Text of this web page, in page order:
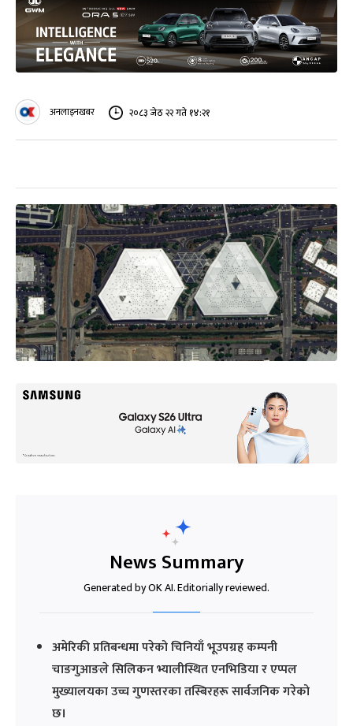
अनलाइनखबर २०८३ जेठ २२ गते १४:२१
News Summary
Generated by OK AI. Editorially reviewed.
अमेरिकी प्रतिबन्धमा परेको चिनियाँ भूउपग्रह कम्पनी
चाङगुआङले सिलिकन भ्यालीस्थित एनभिडिया र एप्पल
मुख्यालयका उच्च गुणस्तरका तस्बिरहरू सार्वजनिक गरेको
छ।